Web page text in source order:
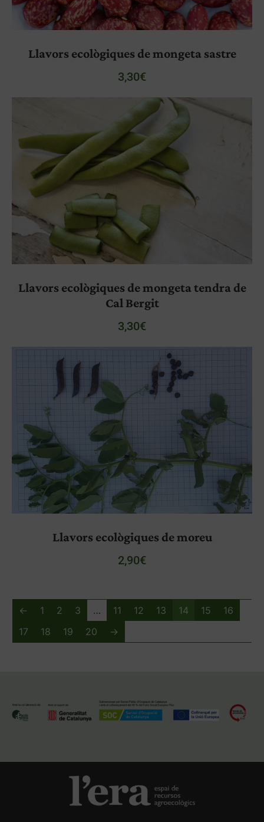
Llavors ecològiques de mongeta sastre
3,30€
Llavors ecològiques de mongeta tendra de
Cal Bergit
3,30€
Llavors ecològiques de moreu
2,90€
← 1 2 3 … 11 12 13 14 15
16
17
18 19 20 →